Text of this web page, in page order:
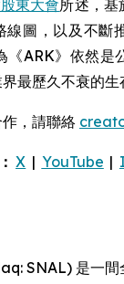
東大會所述，基
圖，以及不斷
《ARK》依然是
最歷久不衰的生
，請聯絡
X | YouTube |
SNAL) 是一間